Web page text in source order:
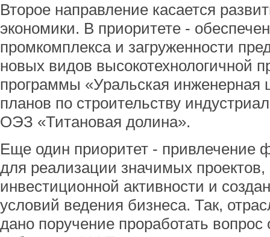
Второе направление касается
экономики. В приоритете -
промкомплекса и загруженности
новых видов высокотехнологичной
программы «Уральская инженерная
планов по строительству
ОЭЗ «Титановая долина».
Еще один приоритет - привлечение
для реализации значимых
инвестиционной активности и
условий ведения бизнеса. Так,
дано поручение проработать